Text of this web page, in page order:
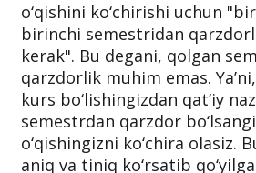
Vazirlar Mahkamasining
qilingan 393-sonli qaroriga
o‘qishini ko‘chirishi uchun
birinchi semestridan
kerak". Bu degani, qolgan
qarzdorlik muhim emas.
kurs bo‘lishingizdan qat’iy